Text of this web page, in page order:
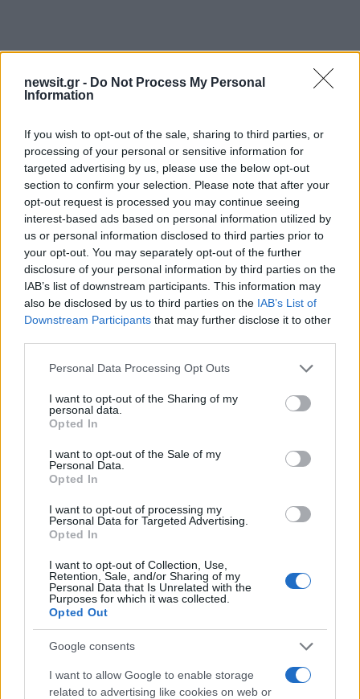
newsit.gr - Do Not Process My Personal
Information
If you wish to opt-out of the sale, sharing to third parties, or
processing of your personal or sensitive information for
targeted advertising by us, please use the below opt-out
section to confirm your selection. Please note that after your
opt-out request is processed you may continue seeing
interest-based ads based on personal information utilized by
us or personal information disclosed to third parties prior to
your opt-out. You may separately opt-out of the further
disclosure of your personal information by third parties on the
IAB’s list of downstream participants. This information may
also be disclosed by us to third parties on the IAB’s List of
Downstream Participants that may further disclose it to other
Please note that this website/app uses one or more Google
not limited to your visit or usage behaviour. You may click to
grant or deny consent to Google and its third-party tags to
use your data for below specified purposes in below Google
consent section.
Personal Data Processing Opt Outs
I want to opt-out of the Sharing of my
personal data.
Opted In
I want to opt-out of the Sale of my
Personal Data.
Opted In
I want to opt-out of processing my
Personal Data for Targeted Advertising.
Opted In
I want to opt-out of Collection, Use,
Retention, Sale, and/or Sharing of my
Personal Data that Is Unrelated with the
Purposes for which it was collected.
Opted Out
Google consents
I want to allow Google to enable storage
related to advertising like cookies on web or
Σχόλια
Σχολίασε εδώ
50 /50
Αν τα χάσατε
Κυψέλη: «Δεν μπορώ να το
πιστέψω» – Σοκαρισμένο
το ζευγάρι Αμερικανών
26χρονο Αφγανό στη
Λέσβο
Δύο νεκροί σε τροχαίο
Σέρρες -